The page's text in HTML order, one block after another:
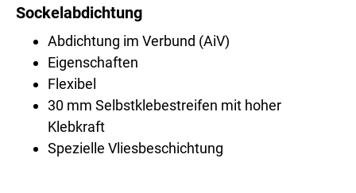
Sockelabdichtung
Abdichtung im Verbund (AiV)
Eigenschaften
Flexibel
30 mm Selbstklebestreifen mit hoher
Klebkraft
Spezielle Vliesbeschichtung